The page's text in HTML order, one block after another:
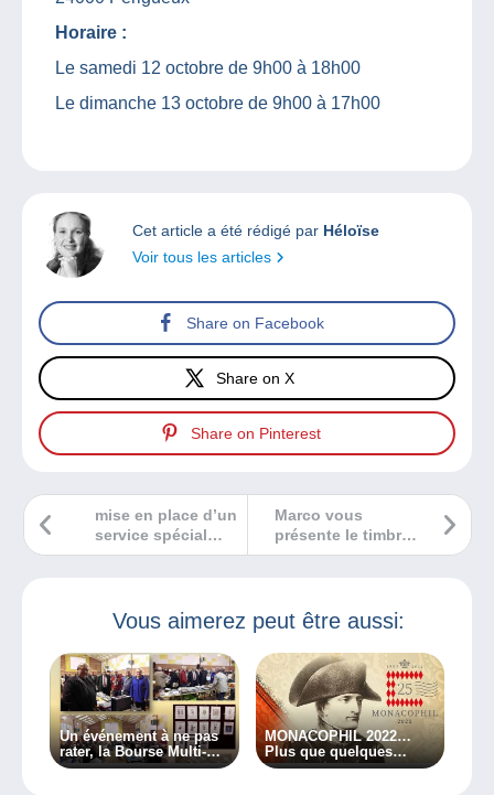
Horaire :
Le samedi 12 octobre de 9h00 à 18h00
Le dimanche 13 octobre de 9h00 à 17h00
Cet article a été rédigé par Héloïse
Voir tous les articles
Share on Facebook
Share on X
Share on Pinterest
Marco vous
présente le timbre
Solar Impulse 2.
philatélique ?
mise en place d’un
service spécial
d’oblitérations
de l’UPU
Vous aimerez peut être aussi:
Un événement à ne pas
rater, la Bourse Multi-
Collections de
MONACOPHIL 2022…
Plus que quelques
semaines avant ce